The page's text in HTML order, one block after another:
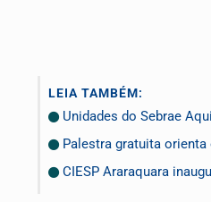
LEIA TAMBÉM:
Unidades do Sebrae
Palestra gratuita orienta
CIESP Araraquara